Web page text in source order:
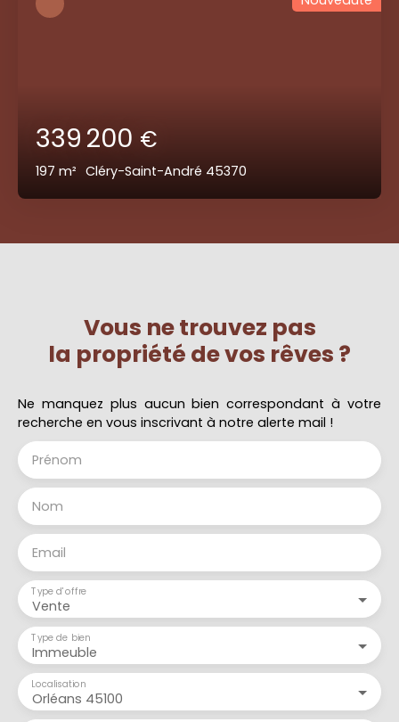
339 200 €
197 m² Cléry-Saint-André 45370
Vous ne trouvez pas
la propriété de vos rêves ?
Ne manquez plus aucun bien correspondant à votre
recherche en vous inscrivant à notre alerte mail !
Prénom
Nom
Email
Vente
Type d'offre
Immeuble
Type de bien
Orléans 45100
Localisation